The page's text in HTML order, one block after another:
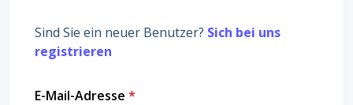
Sind Sie ein neuer Benutzer? Sich bei uns
registrieren
E-Mail-Adresse *